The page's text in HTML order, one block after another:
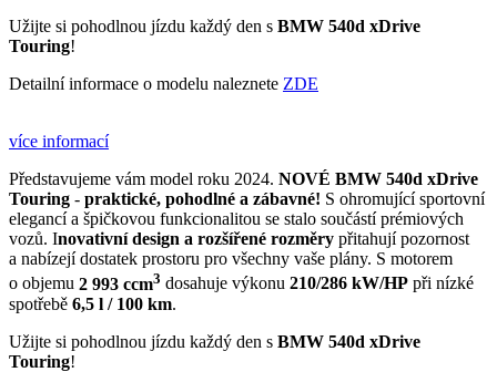
Užijte si pohodlnou jízdu každý den s BMW 540d xDrive
Touring!
Detailní informace o modelu naleznete ZDE
více informací
Představujeme vám model roku 2024. NOVÉ BMW 540d xDrive
Touring - praktické, pohodlné a zábavné! S ohromující sportovní
elegancí a špičkovou funkcionalitou se stalo součástí prémiových
vozů. Inovativní design a rozšířené rozměry přitahují pozornost
a nabízejí dostatek prostoru pro všechny vaše plány. S motorem
o objemu 2 993 ccm3 dosahuje výkonu 210/286 kW/HP při nízké
spotřebě 6,5 l / 100 km.
Užijte si pohodlnou jízdu každý den s BMW 540d xDrive
Touring!